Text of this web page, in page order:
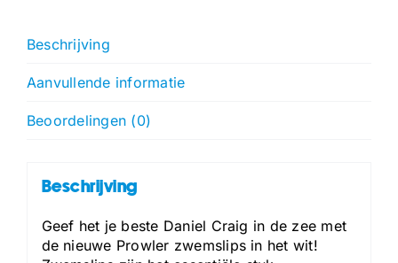
Beschrijving
Aanvullende informatie
Beoordelingen (0)
Beschrijving
Geef het je beste Daniel Craig in de zee met
de nieuwe Prowler zwemslips in het wit!